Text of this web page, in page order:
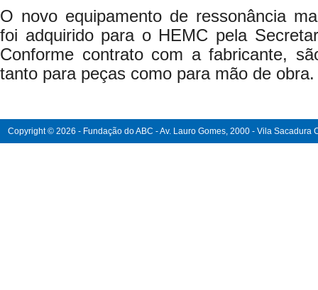
O novo equipamento de ressonância
foi adquirido para o HEMC pela
Conforme contrato com a fabricante,
tanto para peças como para mão de obra.
Copyright © 2026 - Fundação do ABC - Av. Lauro Gomes, 2000 - Vila